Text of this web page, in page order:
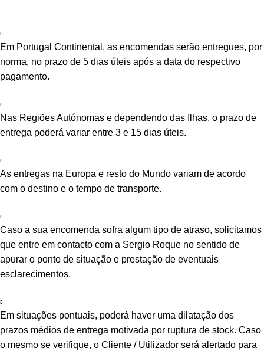
Em Portugal Continental, as encomendas serão entregues, por
norma, no prazo de 5 dias úteis após a data do respectivo
pagamento.
Nas Regiões Autónomas e dependendo das Ilhas, o prazo de
entrega poderá variar entre 3 e 15 dias úteis.
As entregas na Europa e resto do Mundo variam de acordo
com o destino e o tempo de transporte.
Caso a sua encomenda sofra algum tipo de atraso, solicitamos
que entre em contacto com a Sergio Roque no sentido de
apurar o ponto de situação e prestação de eventuais
esclarecimentos.
Em situações pontuais, poderá haver uma dilatação dos
prazos médios de entrega motivada por ruptura de stock. Caso
o mesmo se verifique, o Cliente / Utilizador será alertado para